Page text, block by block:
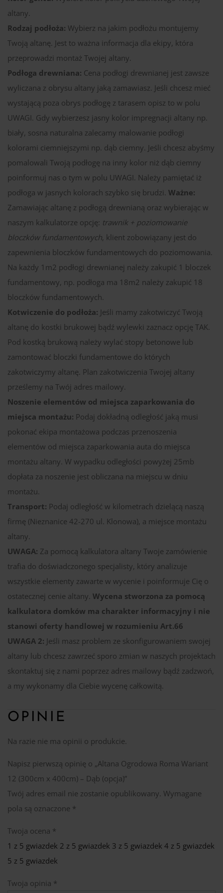
altany.
Rodzaj podłoża: Wybierz na jakim podłożu montujemy
Twoją altanę. Jest to ważna informacja dla ekipy, która
przeprowadzi montaż Twojej altany.
Podłoga drewniana: Cena podłogi drewnianej jest zawsze
wyliczana z obrysu altany jaką zamawiasz. Jeśli chcesz mieć
wystającą poza obrys podłogę z tarasem opisz to w polu
UWAGI. Gdy wybierzesz jasny kolor impregnacji altany np.
biały, sosna naturalna zalecamy malowanie podłogi
kolorami ciemniejszymi np. dąb ciemny. Jeśli chcesz abyśmy
pomalowali Twoją podłogę na inny kolor niż dąb ciemny
poinformuj nas o tym w polu UWAGI. Należy pamiętać iż
podłoga w jasnych kolorach szybko się brudzi. Ważne:
Zamawiając altanę z podłogą drewnianą oraz wybierając w
naszym kalkulatorze opcję: trawnik + poziomowanie
bloczków fundamentowych, klient zobowiązany jest do
zapewnienia bloczków fundamentowych do poziomowania.
Na każdy 1m2 podłogi drewnianej należy zakupić 1 bloczek
fundamentowy, np. podłoga ma 18m2 należy zakupić 18
bloczków fundamentowych.
Kotwiczenie do podłoża: Jeśli mamy zakotwiczyć Twoją
altanę do kostki brukowej bądź wylewki zaznacz opcję TAK.
Pod kostką brukową należy wylać stopy betonowe lub
zamontować bloczki fundamentowe do których
zakotwiczymy altanę. Plan zakotwiczenia Twojej altany
prześlemy na Twój adres mailowy.
Noszenie elementów od miejsca zaparkowania do
miejsca montażu: Podaj dokładną odległość jaką musi
pokonać ekipa montażowa podczas przenoszenia
elementów od miejsca zaparkowania auta do miejsca
montażu altany. W wypadku odległości powyżej 25mb
dopłata za noszenie jest obliczana na miejscu w dniu
montażu.
Transport: Podaj odległość w kilometrach dzielącą naszą
firmę (Nieznanice 42-270 ul. Klonowa), a miejsce montażu
altany.
UWAGA: Za pomocą kalkulatora altany Twoje zamówienie
trafia do doświadczonego specjalisty, który analizuje
wszystkie elementy zawarte w wycenie i poinformuje Cię o
ostatecznej cenie altany. Wycena stworzona za pomocą
kalkulatora domków ma charakter informacyjny i nie
stanowi oferty handlowej w rozumieniu Art.66
UWAGA 2: Jeśli masz problem ze skonfigurowaniem swojej
altany lub chcesz zawrzeć sporo zmian w naszych projektach
skontaktuj się z nami poprzez adres mailowy bądź zadzwoń,
a my wykonamy dla Ciebie wycenę całkowitą.
OPINIE
Na razie nie ma opinii o produkcie.
Napisz pierwszą opinię o „Altana Ogrodowa Roma Wariant
12 (300cm x 400cm) – Dąb (opcja)”
Twój adres email nie zostanie opublikowany. Wymagane
pola są oznaczone *
Twoja ocena *
1 z 5 gwiazdek 2 z 5 gwiazdek 3 z 5 gwiazdek 4 z 5 gwiazdek
5 z 5 gwiazdek
Twoja opinia *